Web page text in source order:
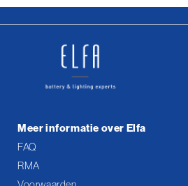
Meer informatie over Elfa
FAQ
RMA